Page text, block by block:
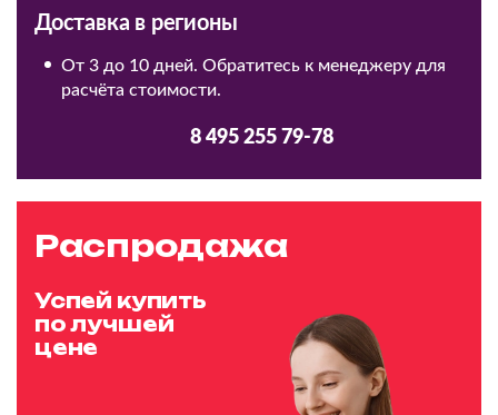
Доставка в регионы
От 3 до 10 дней. Обратитесь к менеджеру для
расчёта стоимости.
8 495 255 79-78
Распродажа
Успей купить
по лучшей
цене